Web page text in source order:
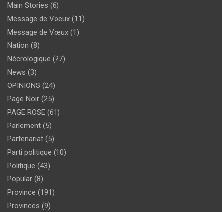
Main Stories (6)
Message de Voeux (11)
Message de Vœux (1)
Nation (8)
Nécrologique (27)
News (3)
OPINIONS (24)
Page Noir (25)
PAGE ROSE (61)
Parlement (5)
Partenariat (5)
Parti politique (10)
Politique (43)
Popular (8)
Province (191)
Provinces (9)